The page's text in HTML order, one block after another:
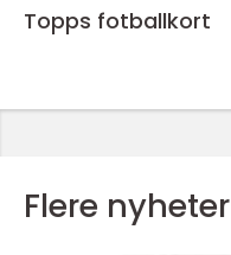
Topps fotballkort
Flere nyheter